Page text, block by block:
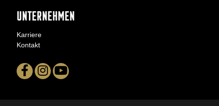
UNTERNEHMEN
Karriere
Kontakt